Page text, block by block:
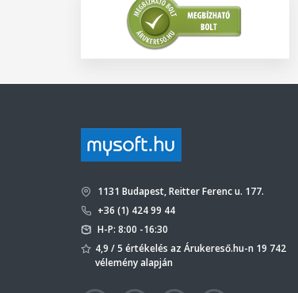
1131 Budapest, Reitter Ferenc u. 177.
+36 (1) 424 99 44
H-P: 8:00 -16:30
4,9 / 5 értékelés az Árukereső.hu-n 19 742
vélemény alapján